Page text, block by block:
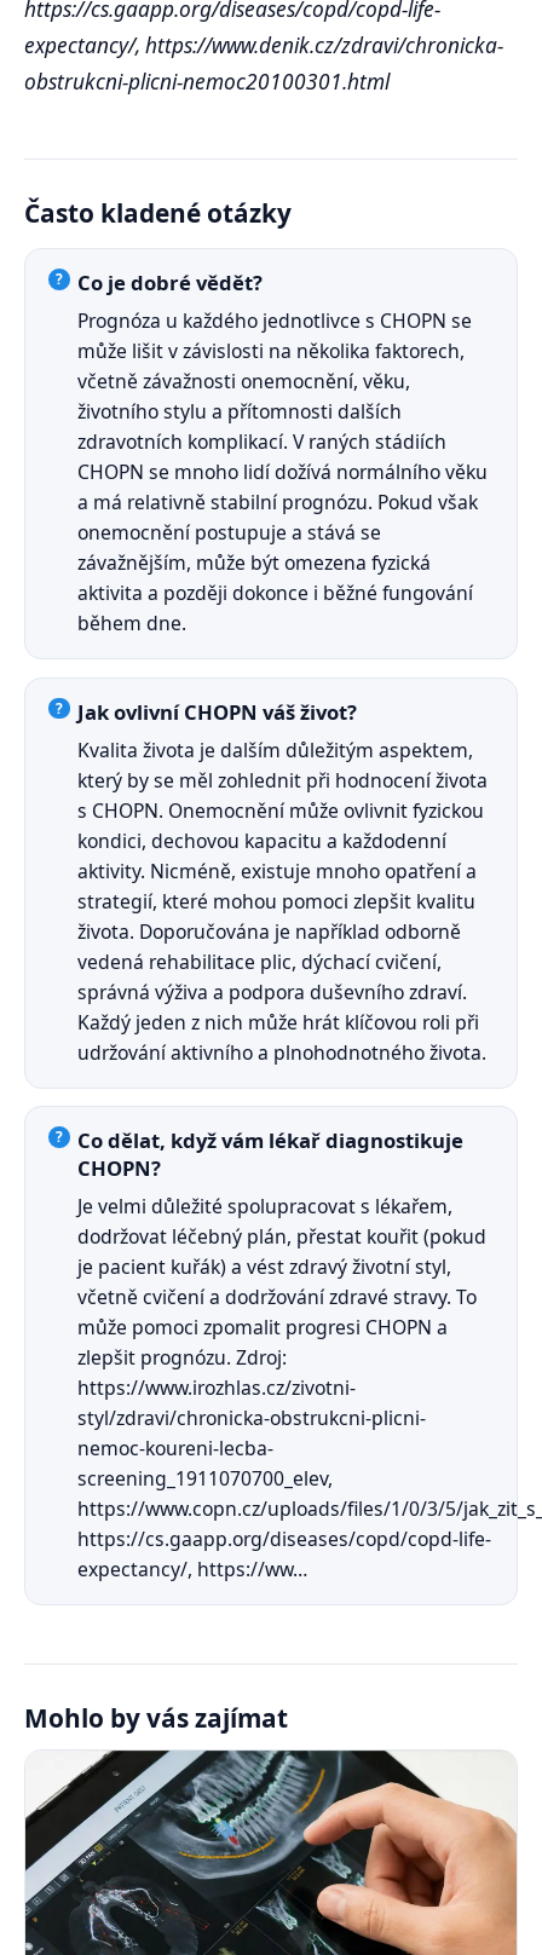
https://cs.gaapp.org/diseases/copd/copd-life-
expectancy/, https://www.denik.cz/zdravi/chronicka-
obstrukcni-plicni-nemoc20100301.html
Často kladené otázky
Co je dobré vědět?
Prognóza u každého jednotlivce s CHOPN se
může lišit v závislosti na několika faktorech,
včetně závažnosti onemocnění, věku,
životního stylu a přítomnosti dalších
zdravotních komplikací. V raných stádiích
CHOPN se mnoho lidí dožívá normálního věku
a má relativně stabilní prognózu. Pokud však
onemocnění postupuje a stává se
závažnějším, může být omezena fyzická
aktivita a později dokonce i běžné fungování
během dne.
Jak ovlivní CHOPN váš život?
Kvalita života je dalším důležitým aspektem,
který by se měl zohlednit při hodnocení života
s CHOPN. Onemocnění může ovlivnit fyzickou
kondici, dechovou kapacitu a každodenní
aktivity. Nicméně, existuje mnoho opatření a
strategií, které mohou pomoci zlepšit kvalitu
života. Doporučována je například odborně
vedená rehabilitace plic, dýchací cvičení,
správná výživa a podpora duševního zdraví.
Každý jeden z nich může hrát klíčovou roli při
udržování aktivního a plnohodnotného života.
Co dělat, když vám lékař diagnostikuje
CHOPN?
Je velmi důležité spolupracovat s lékařem,
dodržovat léčebný plán, přestat kouřit (pokud
je pacient kuřák) a vést zdravý životní styl,
včetně cvičení a dodržování zdravé stravy. To
může pomoci zpomalit progresi CHOPN a
zlepšit prognózu. Zdroj:
https://www.irozhlas.cz/zivotni-
styl/zdravi/chronicka-obstrukcni-plicni-
nemoc-koureni-lecba-
screening_1911070700_elev,
https://www.copn.cz/uploads/files/1/0/3/5/
https://cs.gaapp.org/diseases/copd/copd-life-
expectancy/, https://ww…
Mohlo by vás zajímat